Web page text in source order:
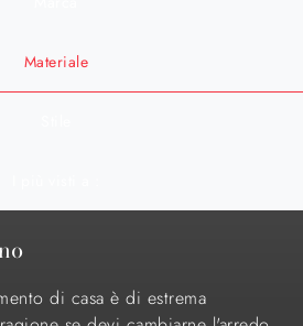
Materiale
di casa è di estrema